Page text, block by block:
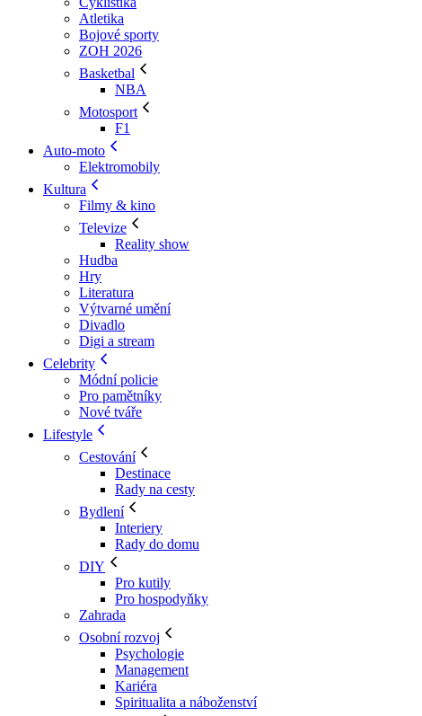
Atletika
Bojové sporty
ZOH 2026
Basketbal
NBA
Motosport
F1
Auto-moto
Elektromobily
Kultura
Filmy & kino
Televize
Reality show
Hudba
Hry
Literatura
Výtvarné umění
Divadlo
Digi a stream
Celebrity
Módní policie
Pro pamětníky
Nové tváře
Lifestyle
Cestování
Destinace
Rady na cesty
Bydlení
Interiery
Rady do domu
DIY
Pro kutily
Pro hospodyňky
Zahrada
Osobní rozvoj
Psychologie
Management
Kariéra
Spiritualita a náboženství